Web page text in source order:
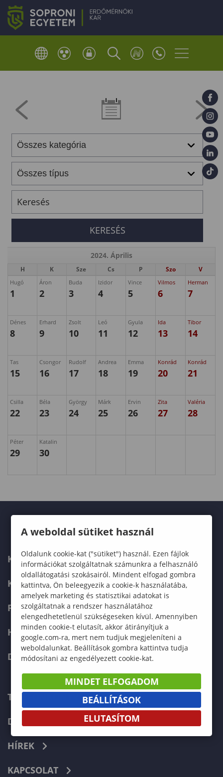
2024. Április
H K Sze Cs P Szo V
Hugó
1
Áron
2
Buda
3
Izidor
4
Vince
5
Vilmos
6
Herman
7
Dénes
8
Erhard
9
Zsolt
10
Leó
11
Gyula
12
Ida
13
Tibor
14
Tas
15
Csongor
16
Rudolf
17
Andrea
18
Emma
19
Konrád
20
Konrád
21
Csilla
22
Béla
23
György
24
Márk
25
Ervin
26
Zita
27
Valéria
28
Péter
29
Katalin
30
KARUNK
KÉPZÉSEK
FELVÉTELIZŐKNEK
HALLGATÓKNAK
DOKTORI ISKOLA
TELEFONKÖNYV
DOKUMENTUMOK
HÍREK
KAPCSOLAT
A weboldal sütiket használ
Oldalunk cookie-kat ("sütiket") használ. Ezen fájlok
információkat szolgáltatnak számunkra a felhasználó
oldallátogatási szokásairól. Mindent elfogad gombra
kattintva, Ön beleegyezik a cookie-k használatába,
amelyek marketing és statisztikai adatokat is
szolgáltatnak a rendszer használatához
elengedhetetlenül szükségeseken kívül. Amennyiben
minden cookie-t elutasít, akkor átirányítjuk a
google.com-ra, mert nem tudjuk megjeleníteni a
weboldalunkat. Beállítások gombra kattintva tudja
módosítani az engedélyezett cookie-kat.
MINDET ELFOGADOM
BEÁLLÍTÁSOK
ELUTASÍTOM